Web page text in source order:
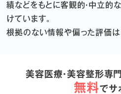
績などをもとに客観的・中立的
けています。
根拠のない情報や偏った評価は
美容医療・美容整形専
無料でサ